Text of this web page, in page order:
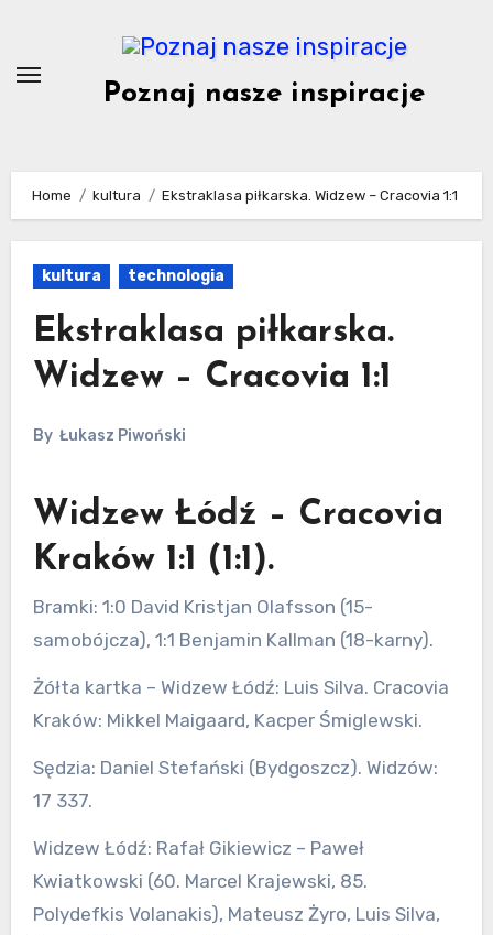
content
Poznaj nasze inspiracje
Home kultura Ekstraklasa piłkarska. Widzew – Cracovia 1:1
kultura technologia
Ekstraklasa piłkarska.
Widzew – Cracovia 1:1
By Łukasz Piwoński
Widzew Łódź – Cracovia
Kraków 1:1 (1:1).
Bramki: 1:0 David Kristjan Olafsson (15-
samobójcza), 1:1 Benjamin Kallman (18-karny).
Żółta kartka – Widzew Łódź: Luis Silva. Cracovia
Kraków: Mikkel Maigaard, Kacper Śmiglewski.
Sędzia: Daniel Stefański (Bydgoszcz). Widzów:
17 337.
Widzew Łódź: Rafał Gikiewicz – Paweł
Kwiatkowski (60. Marcel Krajewski, 85.
Polydefkis Volanakis), Mateusz Żyro, Luis Silva,